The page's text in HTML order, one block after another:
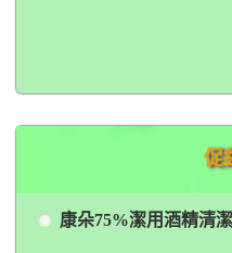
促
康朵75%潔用酒精清